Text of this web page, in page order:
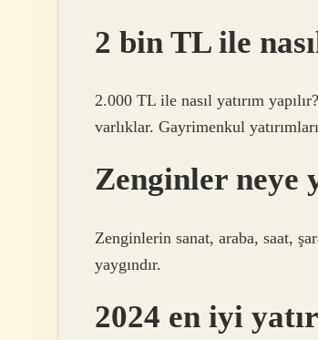
2 bin TL ile
2.000 TL ile nasıl yatırım
varlıklar. Gayrimenkul
Zenginler neye
Zenginlerin sanat, araba, saat,
yaygındır.
2024 en iyi